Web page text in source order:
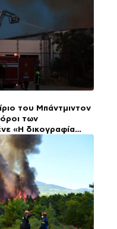
του Μπάντμιντον
των
«Η δικογραφία
και σοβαρών